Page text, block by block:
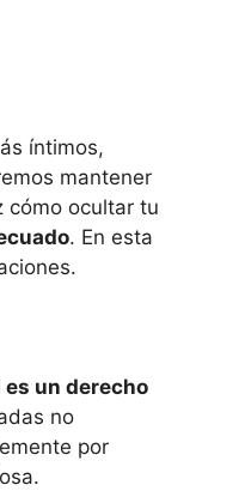
íntimos,
mantener
cómo ocultar tu
. En esta
un derecho
no
por